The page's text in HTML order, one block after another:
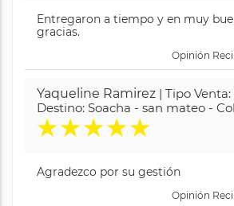
Entregaron a tiempo y en muy
gracias.
Opinión
Yaqueline Ramirez | Tipo
Destino: Soacha - san mateo -
★★★★★
Agradezco por su gestión
Opinión